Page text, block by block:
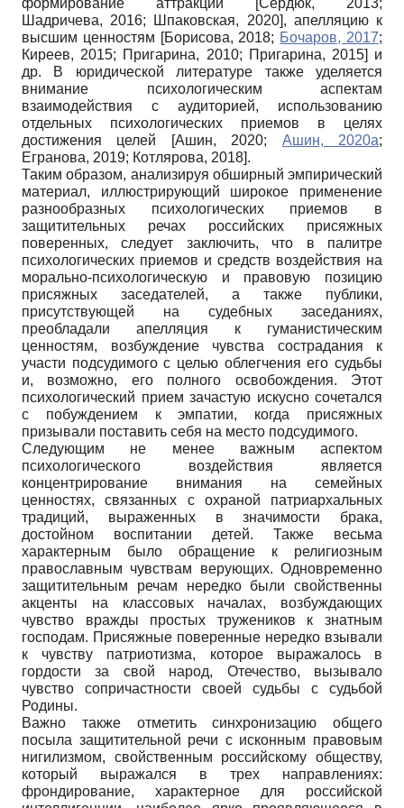
Шадричева, 2016; Шпаковская, 2020], апелляцию к
высшим ценностям [Борисова, 2018; Бочаров, 2017;
Киреев, 2015; Пригарина, 2010; Пригарина, 2015] и
др. В юридической литературе также уделяется
внимание психологическим аспектам
взаимодействия с аудиторией, использованию
отдельных психологических приемов в целях
достижения целей
[Ашин, 2020; Ашин, 2020а;
Егранова, 2019; Котлярова, 2018].
Таким образом, анализируя обширный эмпирический
материал, иллюстрирующий широкое применение
разнообразных психологических приемов в
защитительных речах российских присяжных
поверенных, следует заключить, что в палитре
психологических приемов и средств воздействия на
морально-психологическую и правовую позицию
присяжных заседателей, а также публики,
присутствующей на судебных заседаниях,
преобладали апелляция к гуманистическим
ценностям, возбуждение чувства сострадания к
участи подсудимого с целью облегчения его судьбы
и, возможно, его полного освобождения. Этот
психологический прием зачастую искусно сочетался
с побуждением к эмпатии, когда присяжных
призывали поставить себя на место подсудимого.
Следующим не менее важным аспектом
психологического воздействия является
концентрирование внимания на семейных
ценностях, связанных с охраной патриархальных
традиций, выраженных в значимости брака,
достойном воспитании детей. Также весьма
характерным было обращение к религиозным
православным чувствам верующих. Одновременно
защитительным речам нередко были свойственны
акценты на классовых началах, возбуждающих
чувство вражды простых тружеников к знатным
господам. Присяжные поверенные нередко взывали
к чувству патриотизма, которое выражалось в
гордости за свой народ, Отечество, вызывало
чувство сопричастности своей судьбы с судьбой
Родины.
Важно также отметить синхронизацию общего
посыла защитительной речи с исконным правовым
нигилизмом, свойственным российскому обществу,
который выражался в трех направлениях:
фрондирование, характерное для российской